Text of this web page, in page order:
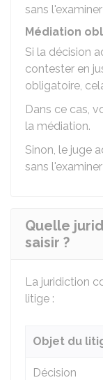
sans
Médiation
Si la décision
contester en
obligatoire,
Dans ce cas,
la médiation.
Sinon, le juge
sans
Quelle
saisir ?
La juridiction
litige :
Objet du
Décision